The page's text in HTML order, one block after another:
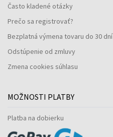
Často kladené otázky
Prečo sa registrovať?
Bezplatná výmena tovaru do 30 dní
Odstúpenie od zmluvy
Zmena cookies súhlasu
MOŽNOSTI PLATBY
Platba na dobierku